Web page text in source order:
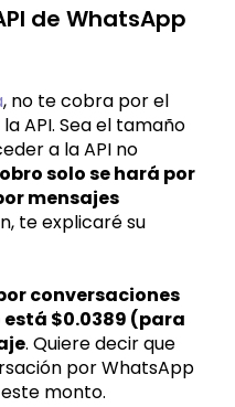
de WhatsApp
, no te cobra por el
API. Sea el tamaño
a la API no
solo se hará por
mensajes
te explicaré su
conversaciones
$0.0389 (para
. Quiere decir que
por WhatsApp
monto.